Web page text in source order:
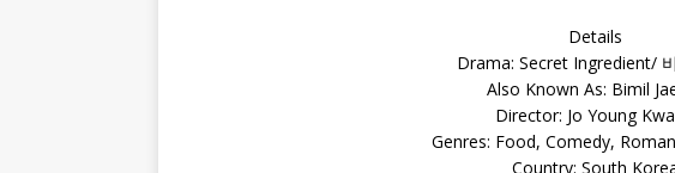
Details
Drama: Secret Ingredient/
Also Known As: Bimil
Director: Jo Young
Genres: Food, Comedy,
Country: South